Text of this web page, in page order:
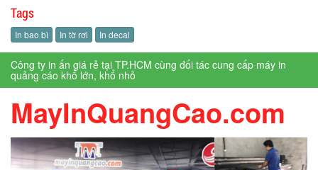
Tags
In bao bì In tờ rơi In decal
Công ty in ấn giá rẻ tại TP.HCM cùng đối tác cung cấp máy in
quảng cáo khổ lớn, khổ nhỏ
MayInQuangCao.com